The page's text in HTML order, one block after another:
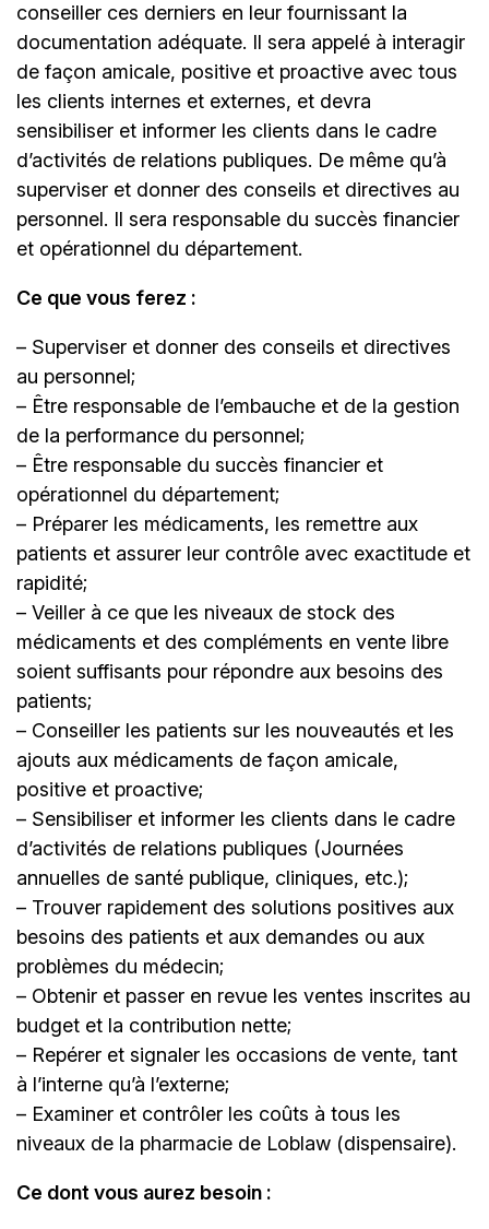
conseiller ces derniers en leur fournissant la
documentation adéquate. Il sera appelé à interagir
de façon amicale, positive et proactive avec tous
les clients internes et externes, et devra
sensibiliser et informer les clients dans le cadre
d’activités de relations publiques. De même qu’à
superviser et donner des conseils et directives au
personnel. Il sera responsable du succès financier
et opérationnel du département.
Ce que vous ferez :
– Superviser et donner des conseils et directives
au personnel;
– Être responsable de l’embauche et de la gestion
de la performance du personnel;
– Être responsable du succès financier et
opérationnel du département;
– Préparer les médicaments, les remettre aux
patients et assurer leur contrôle avec exactitude et
rapidité;
– Veiller à ce que les niveaux de stock des
médicaments et des compléments en vente libre
soient suffisants pour répondre aux besoins des
patients;
– Conseiller les patients sur les nouveautés et les
ajouts aux médicaments de façon amicale,
positive et proactive;
– Sensibiliser et informer les clients dans le cadre
d’activités de relations publiques (Journées
annuelles de santé publique, cliniques, etc.);
– Trouver rapidement des solutions positives aux
besoins des patients et aux demandes ou aux
problèmes du médecin;
– Obtenir et passer en revue les ventes inscrites au
budget et la contribution nette;
– Repérer et signaler les occasions de vente, tant
à l’interne qu’à l’externe;
– Examiner et contrôler les coûts à tous les
niveaux de la pharmacie de Loblaw (dispensaire).
Ce dont vous aurez besoin :